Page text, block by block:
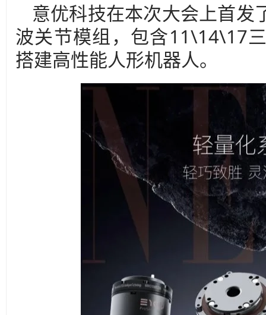
意优科技在本次大会上首发
波关节模组，包含11\14\17
搭建高性能人形机器人。